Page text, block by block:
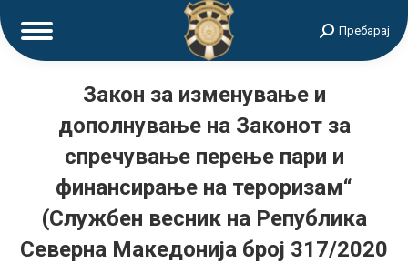
Search:Пребарај
Закон за изменување и
дополнување на Законот за
спречување перење пари и
финансирање на тероризам“
(Службен весник на Република
Северна Македонија број 317/2020